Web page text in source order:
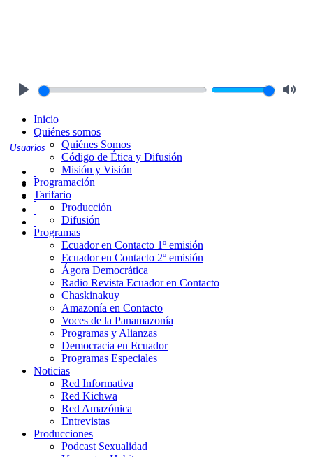
Usuarios
Inicio
Quiénes somos
Quiénes Somos
Código de Ética y Difusión
Misión y Visión
Programación
Tarifario
Producción
Difusión
Programas
Ecuador en Contacto 1º emisión
Ecuador en Contacto 2º emisión
Ágora Democrática
Radio Revista Ecuador en Contacto
Chaskinakuy
Amazonía en Contacto
Voces de la Panamazonía
Programas y Alianzas
Democracia en Ecuador
Programas Especiales
Noticias
Red Informativa
Red Kichwa
Red Amazónica
Entrevistas
Producciones
Podcast Sexualidad